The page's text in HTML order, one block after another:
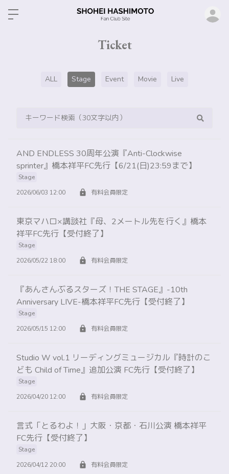
Ticket
ALL Stage Event Movie Live
AND ENDLESS 30周年公演『Anti-Clockwise
sprinter』橋本祥平FC先行【6/21(日)23:59まで】
Stage
2026/06/03 12:00
有料会員限定
東京マハロ×講談社『母、2メートル先を行く』橋本
祥平FC先行【受付終了】
Stage
2026/05/22 18:00
有料会員限定
『あんさんぶるスターズ！THE STAGE』-10th
Anniversary LIVE-橋本祥平FC先行【受付終了】
Stage
2026/05/15 12:00
有料会員限定
Studio W vol.1 リーディングミュージカル『時計のこ
ども Child of Time』追加公演 FC先行【受付終了】
Stage
2026/04/20 12:00
有料会員限定
⾔式「とるわよ！」大阪・京都・石川公演 橋本祥平
FC先行【受付終了】
Stage
2026/04/12 20:00
有料会員限定